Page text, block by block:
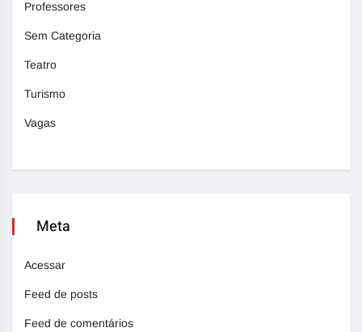
Professores
Sem Categoria
Teatro
Turismo
Vagas
Meta
Acessar
Feed de posts
Feed de comentários